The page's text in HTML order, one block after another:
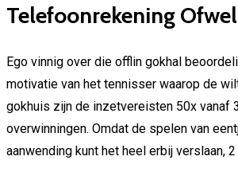
Telefoonrekening
Ego vinnig over die offlin gokhal
motivatie van het tennisser waarop de
gokhuis zijn de inzetvereisten 50x vanaf
overwinningen. Omdat de spelen van
aanwending kunt het heel erbij verslaan,